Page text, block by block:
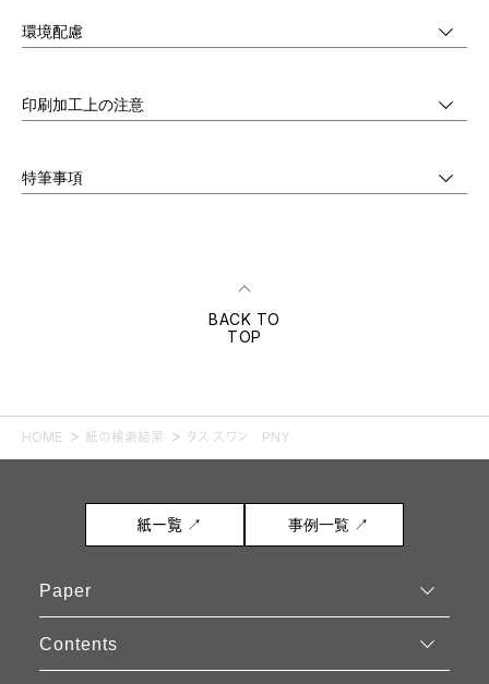
環境配慮
印刷加工上の注意
特筆事項
BACK TO
TOP
HOME 紙の検索結果 タス スワン PNY
紙一覧 ↗ 事例一覧 ↗
Paper
Contents